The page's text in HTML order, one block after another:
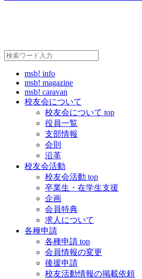
msb! info
msb! magazine
msb! caravan
校友会について
校友会について top
役員一覧
支部情報
会則
沿革
校友会活動
校友会活動 top
卒業生・在学生支援
企画
会員特典
求人について
各種申請
各種申請 top
会員情報の変更
後援申請
校友活動情報の掲載依頼